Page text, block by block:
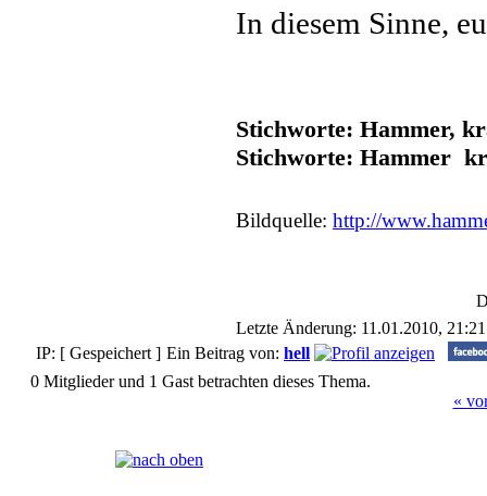
In diesem Sinne,
Stichworte: Hammer,
Stichworte: Hammer
Bildquelle: http://
Letzte Änderung: 11.01.2010,
IP: [ Gespeichert ] Ein Beitrag von: hell
0 Mitglieder und 1 Gast betrachten dieses Thema.
«